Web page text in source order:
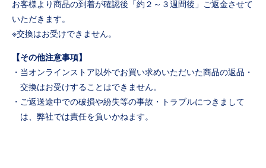
お客様より商品の到着が確認後「約２～３週間後」ご返金させて
いただきます。
※交換はお受けできません。
【その他注意事項】
・当オンラインストア以外でお買い求めいただいた商品の返品・
交換はお受けすることはできません。
・ご返送途中での破損や紛失等の事故・トラブルにつきまして
は、弊社では責任を負いかねます。